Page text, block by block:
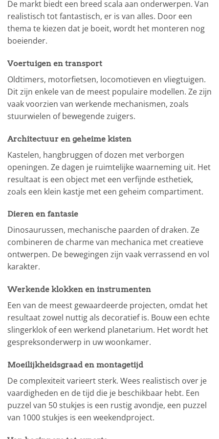
De markt biedt een breed scala aan onderwerpen. Van
realistisch tot fantastisch, er is van alles. Door een
thema te kiezen dat je boeit, wordt het monteren nog
boeiender.
Voertuigen en transport
Oldtimers, motorfietsen, locomotieven en vliegtuigen.
Dit zijn enkele van de meest populaire modellen. Ze zijn
vaak voorzien van werkende mechanismen, zoals
stuurwielen of bewegende zuigers.
Architectuur en geheime kisten
Kastelen, hangbruggen of dozen met verborgen
openingen. Ze dagen je ruimtelijke waarneming uit. Het
resultaat is een object met een verfijnde esthetiek,
zoals een klein kastje met een geheim compartiment.
Dieren en fantasie
Dinosaurussen, mechanische paarden of draken. Ze
combineren de charme van mechanica met creatieve
ontwerpen. De bewegingen zijn vaak verrassend en vol
karakter.
Werkende klokken en instrumenten
Een van de meest gewaardeerde projecten, omdat het
resultaat zowel nuttig als decoratief is. Bouw een echte
slingerklok of een werkend planetarium. Het wordt het
gespreksonderwerp in uw woonkamer.
Moeilijkheidsgraad en montagetijd
De complexiteit varieert sterk. Wees realistisch over je
vaardigheden en de tijd die je beschikbaar hebt. Een
puzzel van 50 stukjes is een rustig avondje, een puzzel
van 1000 stukjes is een weekendproject.